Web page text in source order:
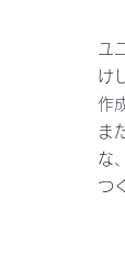
ユ
け
作
ま
な
つ